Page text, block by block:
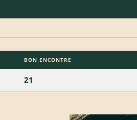
BON ENCONTRE
21